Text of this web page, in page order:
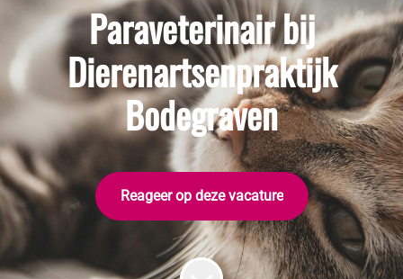
Paraveterinair bij
Dierenartsenpraktijk
Bodegraven
Reageer op deze vacature